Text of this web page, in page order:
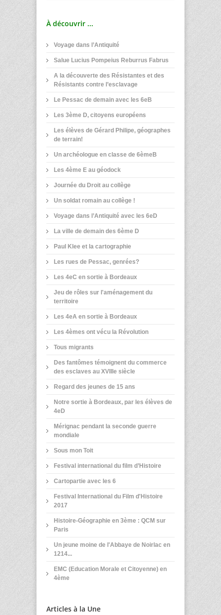
À découvrir ...
Voyage dans l’Antiquité
Salue Lucius Pompeius Reburrus Fabrus
A la découverte des Résistantes et des
Résistants contre l’esclavage
Le Pessac de demain avec les 6eB
Les 3ème D, citoyens européens
Les élèves de Gérard Philipe, géographes
de terrain!
Un archéologue en classe de 6èmeB
Les 4ème E au géodock
Journée du Droit au collège
Un soldat romain au collège !
Voyage dans l’Antiquité avec les 6eD
La ville de demain des 6ème D
Paul Klee et la cartographie
Les rues de Pessac, genrées?
Les 4eC en sortie à Bordeaux
Jeu de rôles sur l'aménagement du
territoire
Les 4eA en sortie à Bordeaux
Les 4èmes ont vécu la Révolution
Tous migrants
Des fantômes témoignent du commerce
des esclaves au XVIIIe siècle
Regard des jeunes de 15 ans
Notre sortie à Bordeaux, par les élèves de
4eD
Mérignac pendant la seconde guerre
mondiale
Sous mon Toit
Festival international du film d’Histoire
Cartopartie avec les 6
Festival International du Film d'Histoire
2017
Histoire-Géographie en 3ème : QCM sur
Paris
Un jeune moine de l'Abbaye de Noirlac en
1214...
EMC (Education Morale et Citoyenne) en
4ème
Articles à la Une